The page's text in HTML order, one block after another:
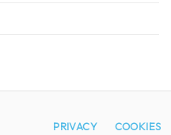
PRIVACY COOKIES